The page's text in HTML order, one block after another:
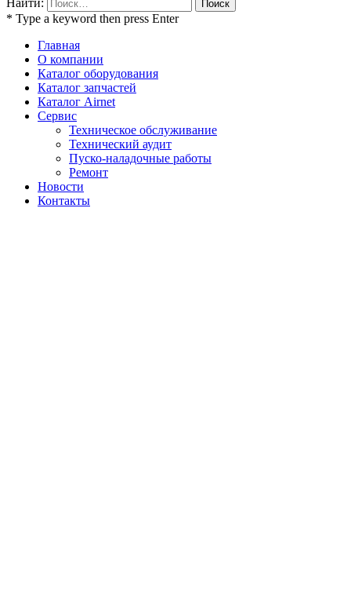
Найти:
* Type a keyword then press Enter
Главная
О компании
Каталог оборудования
Каталог запчастей
Каталог Airnet
Сервис
Техническое обслуживание
Технический аудит
Пуско-наладочные работы
Ремонт
Новости
Контакты